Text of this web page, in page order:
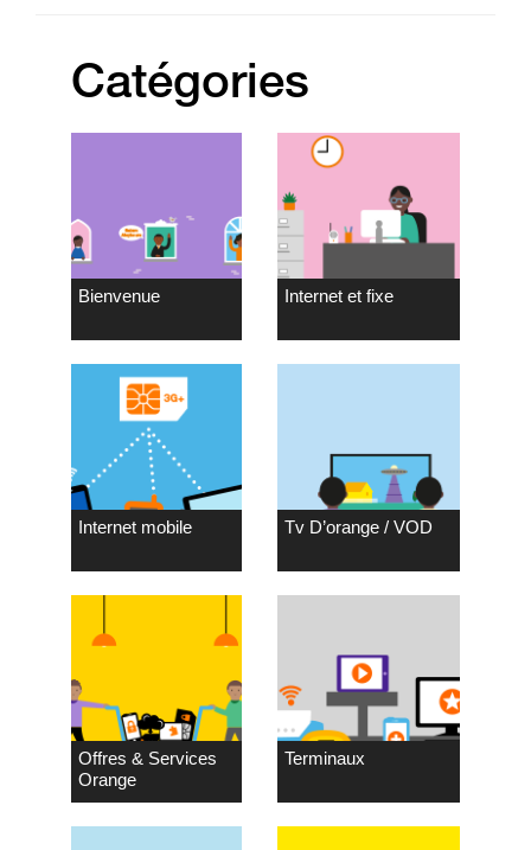
Catégories
Bienvenue Internet et fixe
Internet mobile Tv D’orange / VOD
Offres & Services
Orange
Terminaux